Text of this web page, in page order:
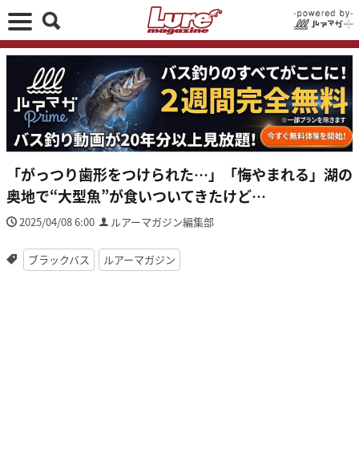
「がっつり歯形をつけられた…」「悔やまれる」湖の
奥地で“大型魚”が食いついてきたけど…
2025/04/08 6:00 ルアーマガジン編集部
ブラックバス ルアーマガジン